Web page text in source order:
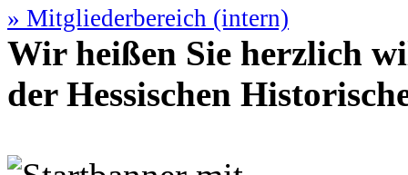
» Mitgliederbereich (intern)
Wir heißen Sie herzlich
der Hessischen